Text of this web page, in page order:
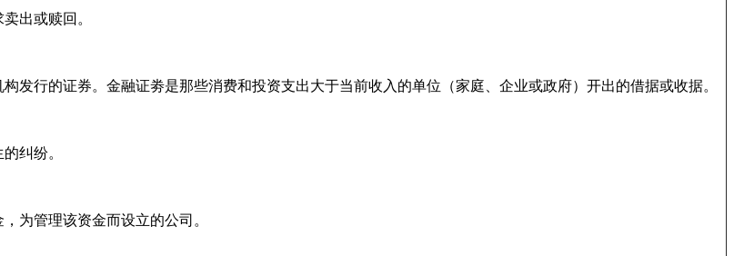
出或赎回。
发行的证券。金融证劵是那些消费和投资支出大于当前收入的单位（家庭、企业或政府）开出的借据或收据。
纠纷。
为管理该资金而设立的公司。